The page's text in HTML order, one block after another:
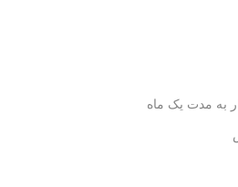
به مدت یک ماه